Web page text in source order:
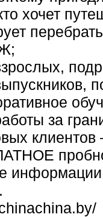
хочет
за
клиентов
информации